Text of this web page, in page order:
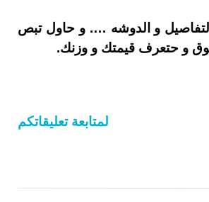
و الدوشه …. و حاول تبص
حتعرف قيمتك و وزنك.
لمتابعة تعليقاتكم